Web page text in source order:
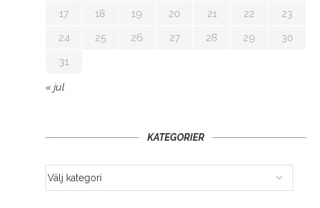
17
18 19 20 21 22
23
24
25 26 27 28 29
30
31
« jul
KATEGORIER